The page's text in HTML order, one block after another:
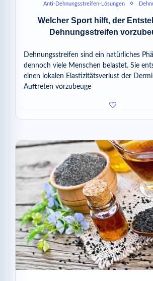
Anti-Dehnungsstreifen-Lösungen
Welcher Sport hilft, der
Dehnungsstreifen
Dehnungsstreifen sind ein natürliches
dennoch viele Menschen belastet. Sie
einen lokalen Elastizitätsverlust der
Auftreten vorzubeuge